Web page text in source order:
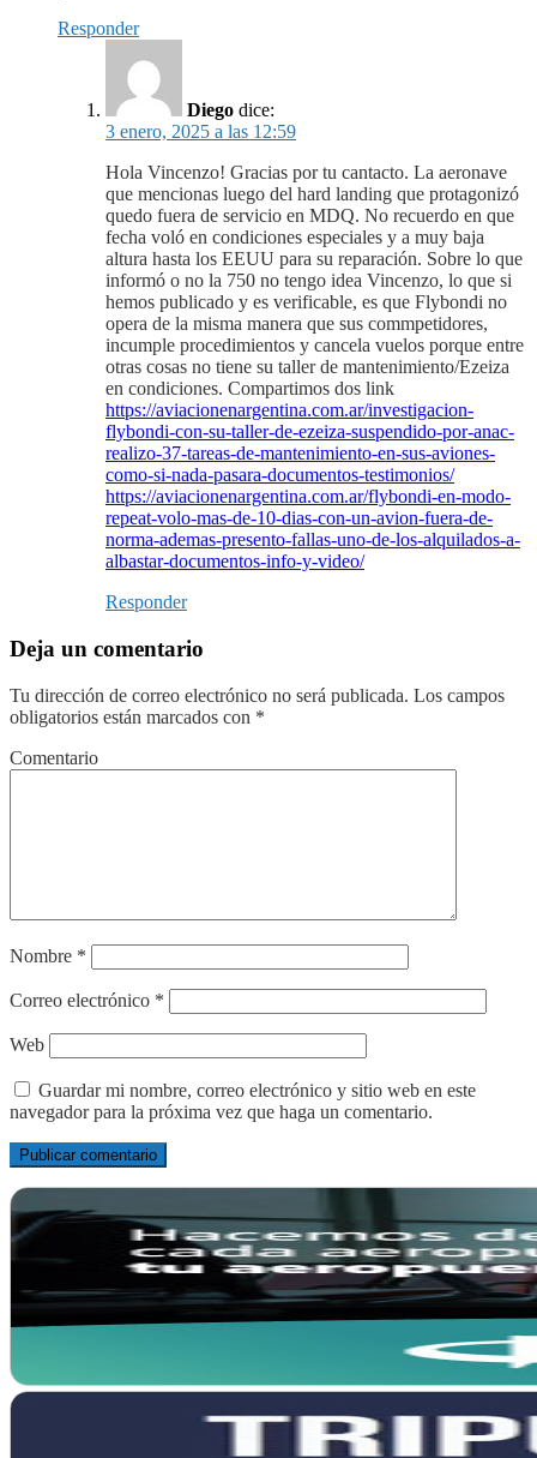
Responder
Diego dice:
3 enero, 2025 a las 12:59
Hola Vincenzo! Gracias por tu cantacto. La aeronave
que mencionas luego del hard landing que protagonizó
quedo fuera de servicio en MDQ. No recuerdo en que
fecha voló en condiciones especiales y a muy baja
altura hasta los EEUU para su reparación. Sobre lo que
informó o no la 750 no tengo idea Vincenzo, lo que si
hemos publicado y es verificable, es que Flybondi no
opera de la misma manera que sus commpetidores,
incumple procedimientos y cancela vuelos porque entre
otras cosas no tiene su taller de mantenimiento/Ezeiza
en condiciones. Compartimos dos link
https://aviacionenargentina.com.ar/investigacion-
flybondi-con-su-taller-de-ezeiza-suspendido-por-anac-
realizo-37-tareas-de-mantenimiento-en-sus-aviones-
como-si-nada-pasara-documentos-testimonios/
https://aviacionenargentina.com.ar/flybondi-en-modo-
repeat-volo-mas-de-10-dias-con-un-avion-fuera-de-
norma-ademas-presento-fallas-uno-de-los-alquilados-a-
albastar-documentos-info-y-video/
Responder
Deja un comentario
Tu dirección de correo electrónico no será publicada. Los campos
obligatorios están marcados con *
Comentario
Nombre *
Correo electrónico *
Web
Guardar mi nombre, correo electrónico y sitio web en este
navegador para la próxima vez que haga un comentario.